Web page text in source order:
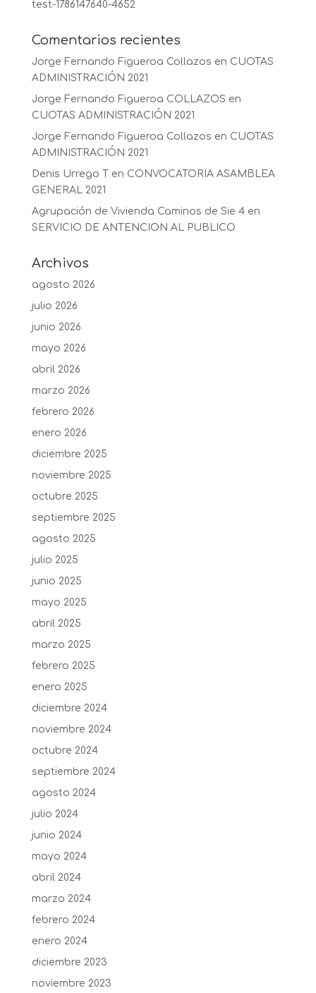
test-1786147640-4652
Comentarios recientes
Jorge Fernando Figueroa Collazos en CUOTAS
ADMINISTRACIÓN 2021
Jorge Fernando Figueroa COLLAZOS en
CUOTAS ADMINISTRACIÓN 2021
Jorge Fernando Figueroa Collazos en CUOTAS
ADMINISTRACIÓN 2021
Denis Urrego T
en CONVOCATORIA ASAMBLEA
GENERAL 2021
Agrupación de Vivienda Caminos de Sie 4en
SERVICIO DE ANTENCION AL PUBLICO
Archivos
agosto 2026
julio 2026
junio 2026
mayo 2026
abril 2026
marzo 2026
febrero 2026
enero 2026
diciembre 2025
noviembre 2025
octubre 2025
septiembre 2025
agosto 2025
julio 2025
junio 2025
mayo 2025
abril 2025
marzo 2025
febrero 2025
enero 2025
diciembre 2024
noviembre 2024
octubre 2024
septiembre 2024
agosto 2024
julio 2024
junio 2024
mayo 2024
abril 2024
marzo 2024
febrero 2024
enero 2024
diciembre 2023
noviembre 2023